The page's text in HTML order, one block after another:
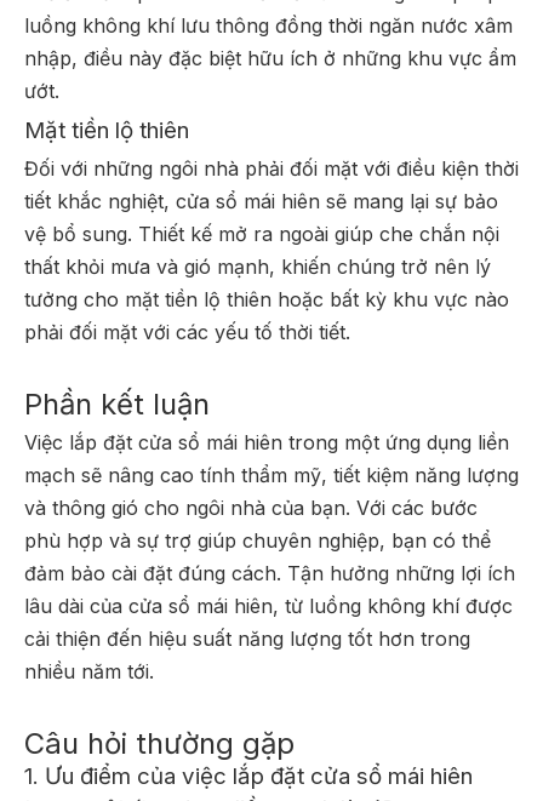
luồng không khí lưu thông đồng thời ngăn nước xâm
nhập, điều này đặc biệt hữu ích ở những khu vực ẩm
ướt.
Mặt tiền lộ thiên
Đối với những ngôi nhà phải đối mặt với điều kiện thời
tiết khắc nghiệt, cửa sổ mái hiên sẽ mang lại sự bảo
vệ bổ sung. Thiết kế mở ra ngoài giúp che chắn nội
thất khỏi mưa và gió mạnh, khiến chúng trở nên lý
tưởng cho mặt tiền lộ thiên hoặc bất kỳ khu vực nào
phải đối mặt với các yếu tố thời tiết.
Phần kết luận
Việc lắp đặt cửa sổ mái hiên trong một ứng dụng liền
mạch sẽ nâng cao tính thẩm mỹ, tiết kiệm năng lượng
và thông gió cho ngôi nhà của bạn. Với các bước
phù hợp và sự trợ giúp chuyên nghiệp, bạn có thể
đảm bảo cài đặt đúng cách. Tận hưởng những lợi ích
lâu dài của cửa sổ mái hiên, từ luồng không khí được
cải thiện đến hiệu suất năng lượng tốt hơn trong
nhiều năm tới.
Câu hỏi thường gặp
1. Ưu điểm của việc lắp đặt cửa sổ mái hiên